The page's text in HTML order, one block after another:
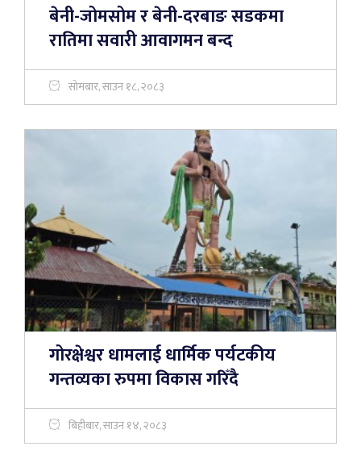
बेनी-जोमसोम र बेनी-दरबाङ सडकमा
रातिमा सवारी आवागमन बन्द
सोमबार, साउन १८, २०८३
गोरक्षेश्वर धामलाई धार्मिक पर्यटकीय
गन्तव्यका रुपमा विकास गरिँदै
बिहीबार, साउन १४, २०८३